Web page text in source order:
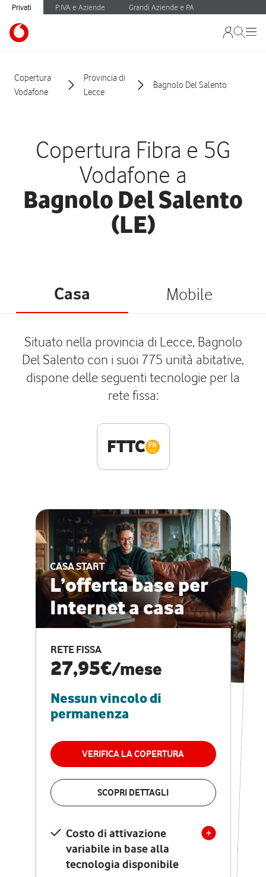
Privati P.IVA e Aziende Grandi Aziende e PA
Copertura
Vodafone
Provincia di
Lecce
Bagnolo Del Salento
Copertura Fibra e 5G
Vodafone a
Bagnolo Del Salento
(LE)
Casa Mobile
Situato nella provincia di Lecce, Bagnolo
Del Salento con i suoi 775 unità abitative,
dispone delle seguenti tecnologie per la
rete fissa:
FTTC
CASA START
L’offerta base per
Internet a casa
RETE FISSA
27,95€/mese
Nessun vincolo di
permanenza
VERIFICA LA COPERTURA
SCOPRI DETTAGLI
Costo di attivazione
variabile in base alla
tecnologia disponibile
ESCLUSIVA ONLINE
CASA PRO
Internet veloce e
vantaggi speciali
RETE FISSA + VODAFONE CLUB
29,95€
permanenza
VERIFICA LA COPERTURA
Costo di attivazione
variabile in base alla
tecnologia disponibile